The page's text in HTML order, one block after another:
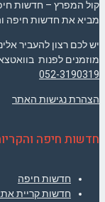
קול המפרץ – חדשות
מביא את חדשות חיפה
יש לכם רצון להעביר
מוזמנים לפנות
052-3190319
הצהרת נגישות האתר
חדשות חיפה
חדשות חיפה
חדשות קריית